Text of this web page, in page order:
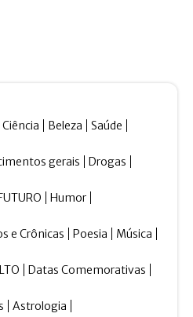
Ciência Beleza Saúde
gerais Drogas
Humor
e Crônicas Poesia Música
Datas Comemorativas
Astrologia